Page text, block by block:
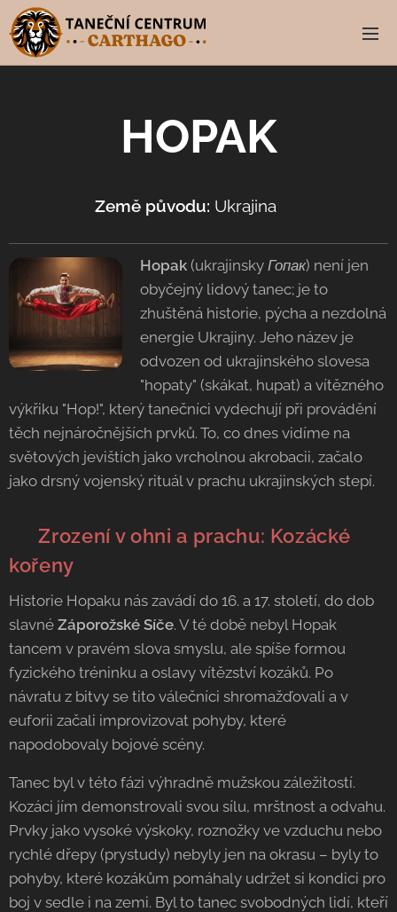
HOPAK
Země původu: Ukrajina 🇺🇦
Hopak(ukrajinsky Гопак) není jen
obyčejný lidový tanec; je to
zhuštěná historie, pýcha a nezdolná
energie Ukrajiny. Jeho název je
odvozen od ukrajinského slovesa
"hopaty" (skákat, hupat) a vítězného
výkřiku "Hop!", který tanečníci vydechují při provádění
těch nejnáročnějších prvků. To, co dnes vidíme na
světových jevištích jako vrcholnou akrobacii, začalo
jako drsný vojenský rituál v prachu ukrajinských stepí.
⚔️ Zrození v ohni a prachu: Kozácké
kořeny
Historie Hopaku nás zavádí do 16. a 17. století, do dob
slavné Záporožské Síče. V té době nebyl Hopak
tancem v pravém slova smyslu, ale spíše formou
fyzického tréninku a oslavy vítězství kozáků. Po
návratu z bitvy se tito válečníci shromažďovali a v
euforii začali improvizovat pohyby, které
napodobovaly bojové scény.
Tanec byl v této fázi výhradně mužskou záležitostí.
Kozáci jím demonstrovali svou sílu, mrštnost a odvahu.
Prvky jako vysoké výskoky, roznožky ve vzduchu nebo
rychlé dřepy (prystudy) nebyly jen na okrasu – byly to
pohyby, které kozákům pomáhaly udržet si kondici pro
boj v sedle i na zemi. Byl to tanec svobodných lidí, kteří